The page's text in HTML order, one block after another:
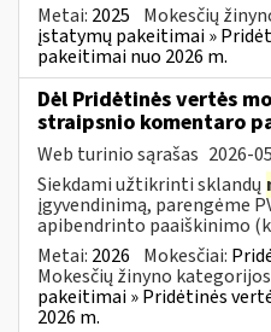
Metai: 2025 Mokesčių
įstatymų pakeitimai »
pakeitimai nuo 2026 m.
Dėl Pridėtinės vertės
straipsnio komentaro
Web turinio sąrašas 2026-
Siekdami užtikrinti sklandų
įgyvendinimą, parengėme
apibendrinto paaiškinimo
Metai: 2026 Mokesčiai:
Mokesčių žinyno
pakeitimai » Pridėtinės
2026 m.